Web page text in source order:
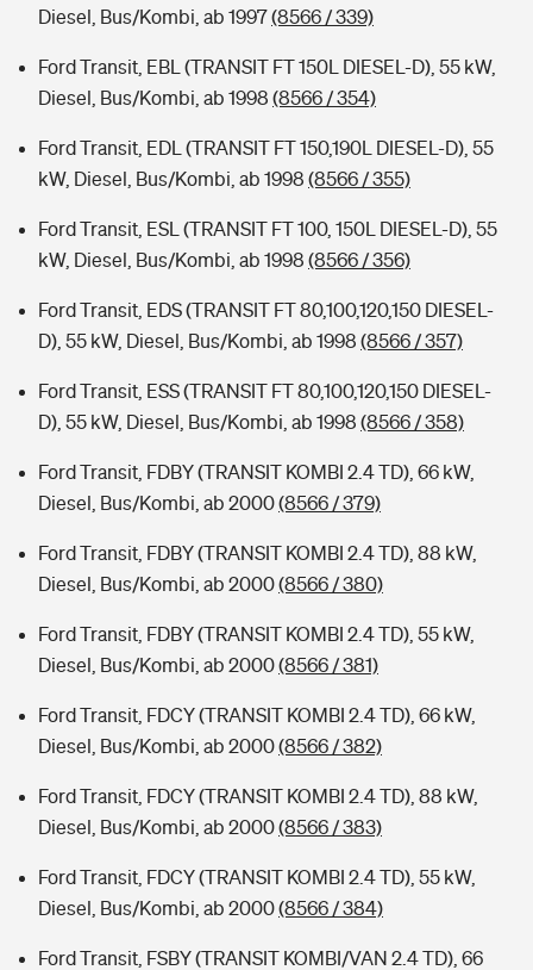
Diesel, Bus/Kombi, ab 1997(8566 / 339)
Ford Transit, EBL (TRANSIT FT 150L DIESEL-D), 55 kW,
Diesel, Bus/Kombi, ab 1998 (8566 / 354)
Ford Transit, EDL (TRANSIT FT 150,190L DIESEL-D), 55
kW, Diesel, Bus/Kombi, ab 1998 (8566 / 355)
Ford Transit, ESL (TRANSIT FT 100, 150L DIESEL-D), 55
kW, Diesel, Bus/Kombi, ab 1998 (8566 / 356)
Ford Transit, EDS (TRANSIT FT 80,100,120,150 DIESEL-
D), 55 kW, Diesel, Bus/Kombi, ab 1998 (8566 / 357)
Ford Transit, ESS (TRANSIT FT 80,100,120,150 DIESEL-
D), 55 kW, Diesel, Bus/Kombi, ab 1998 (8566 / 358)
Ford Transit, FDBY (TRANSIT KOMBI 2.4 TD), 66 kW,
Diesel, Bus/Kombi, ab 2000(8566 / 379)
Ford Transit, FDBY (TRANSIT KOMBI 2.4 TD), 88 kW,
Diesel, Bus/Kombi, ab 2000(8566 / 380)
Ford Transit, FDBY (TRANSIT KOMBI 2.4 TD), 55 kW,
Diesel, Bus/Kombi, ab 2000(8566 / 381)
Ford Transit, FDCY (TRANSIT KOMBI 2.4 TD), 66 kW,
Diesel, Bus/Kombi, ab 2000(8566 / 382)
Ford Transit, FDCY (TRANSIT KOMBI 2.4 TD), 88 kW,
Diesel, Bus/Kombi, ab 2000(8566 / 383)
Ford Transit, FDCY (TRANSIT KOMBI 2.4 TD), 55 kW,
Diesel, Bus/Kombi, ab 2000(8566 / 384)
Ford Transit, FSBY (TRANSIT KOMBI/VAN 2.4 TD), 66